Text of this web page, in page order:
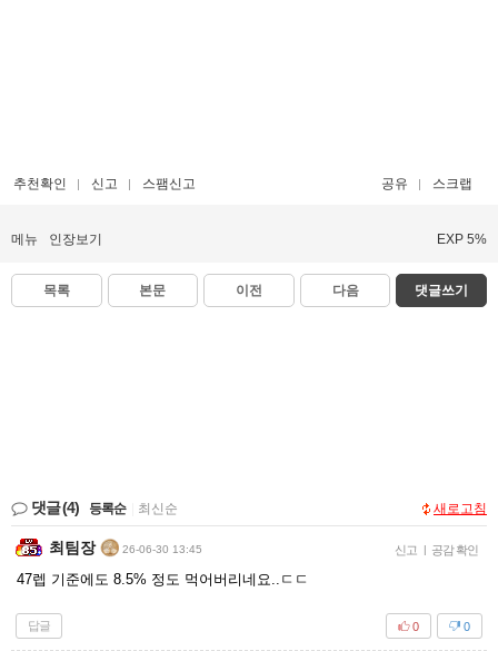
추천확인 신고 스팸신고 공유 스크랩
메뉴 인장보기 EXP 5%
목록 본문 이전 다음 댓글쓰기
댓글(4) 등록순 최신순 새로고침
최팀장 26-06-30 13:45 신고 | 공감 확인
47렙 기준에도 8.5% 정도 먹어버리네요..ㄷㄷ
답글 0
0